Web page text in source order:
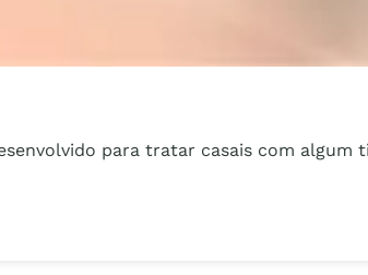
para tratar casais com